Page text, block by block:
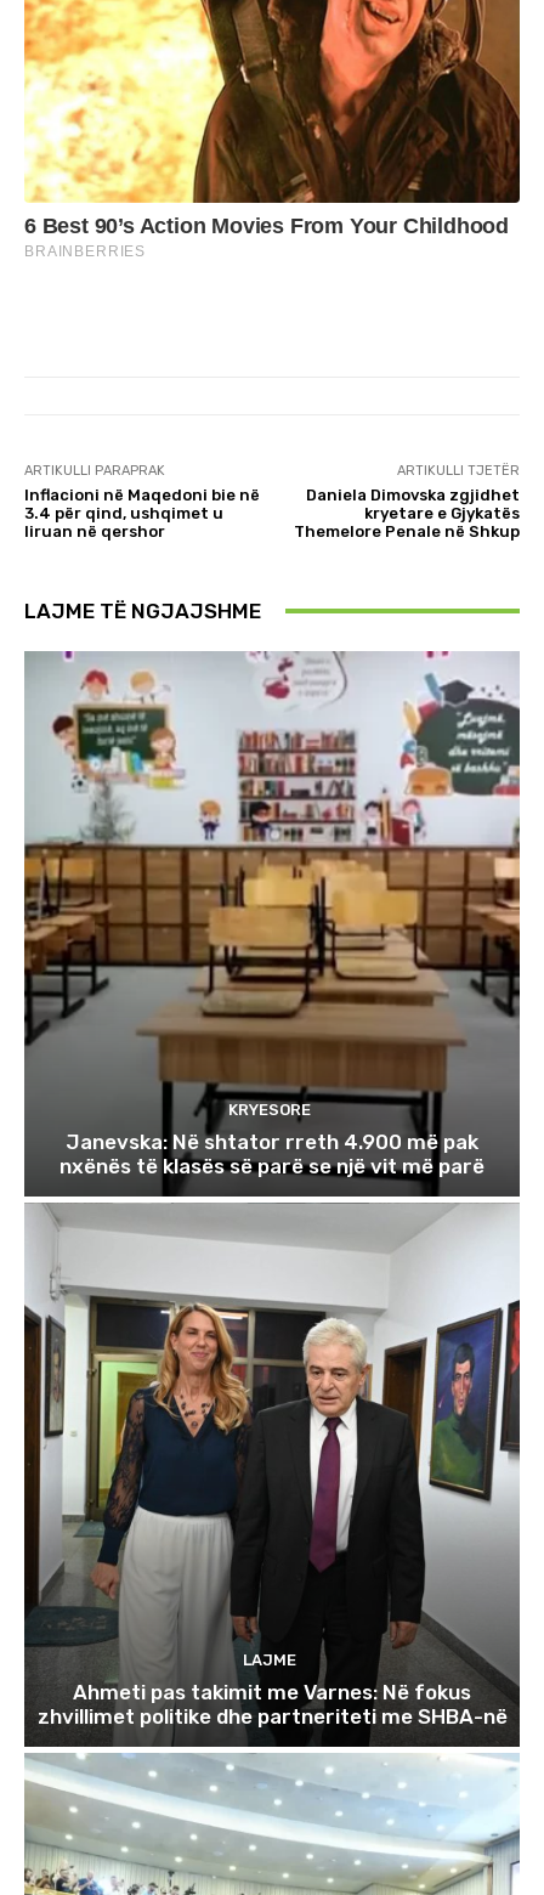
ARTIKULLI PARAPRAK
Inflacioni në Maqedoni bie në
3.4 për qind, ushqimet u
liruan në qershor
ARTIKULLI TJETËR
Daniela Dimovska zgjidhet
kryetare e Gjykatës
Themelore Penale në Shkup
LAJME TË NGJAJSHME
KRYESORE
Janevska: Në shtator rreth 4.900 më pak
nxënës të klasës së parë se një vit më parë
LAJME
Ahmeti pas takimit me Varnes: Në fokus
zhvillimet politike dhe partneriteti me SHBA-në